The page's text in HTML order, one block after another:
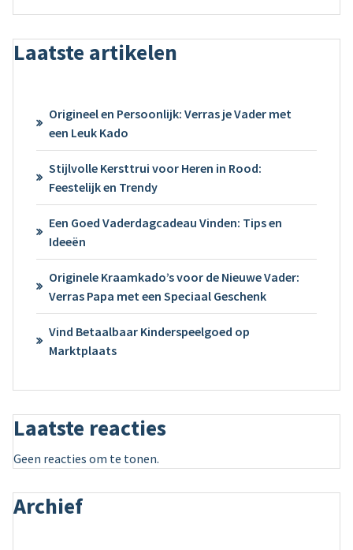
Laatste artikelen
Origineel en Persoonlijk: Verras je Vader met
een Leuk Kado
Stijlvolle Kersttrui voor Heren in Rood:
Feestelijk en Trendy
Een Goed Vaderdagcadeau Vinden: Tips en
Ideeën
Originele Kraamkado’s voor de Nieuwe Vader:
Verras Papa met een Speciaal Geschenk
Vind Betaalbaar Kinderspeelgoed op
Marktplaats
Laatste reacties
Geen reacties om te tonen.
Archief